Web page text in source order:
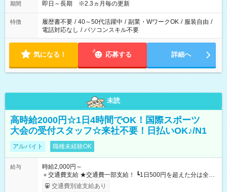
期間 即日～長期 ※2.3ヵ月毎の更新
特徴 履歴書不要 / 40～50代活躍中 / 副業・WワークOK / 服装自由 /
電話対応なし / パソコンスキル不要
気になる！ 応募する 詳細へ
未読
高時給2000円☆1日4時間でOK！国際スポーツ
大会の受付スタッフ☆来社不要！日払いOK♪/N1
アルバイト 職種未経験OK
給与
時給2,000円～
＋交通費支給 ★交通費一部支給！ ┗1日500円を超えた分は全額
支給！ ※往復500円以内の方は自己負担となります ★日払い
交通費別途支給あり